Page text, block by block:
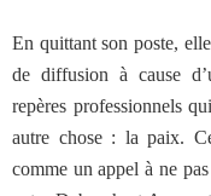
En quittant son poste,
de diffusion à cause
repères professionnels
autre chose : la paix.
comme un appel à ne